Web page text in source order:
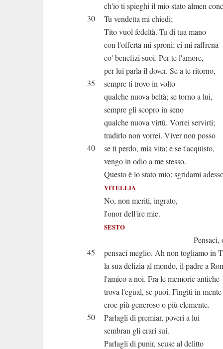
ch'io ti spieghi il mio stato almen
30
Tu vendetta mi chiedi;
Tito vuol fedeltà. Tu di tua mano
con l'offerta mi sproni; ei mi raffrena
co' benefizi suoi. Per te l'amore,
per lui parla il dover. Se a te ritorno,
35
sempre ti trovo in volto
qualche nuova beltà; se torno a lui,
sempre gli scopro in seno
qualche nuova virtù. Vorrei servirti;
tradirlo non vorrei. Viver non posso
40
se ti perdo, mia vita; e se t'acquisto,
vengo in odio a me stesso.
Questo è lo stato mio; sgridami
VITELLIA
No, non meriti, ingrato,
l'onor dell'ire mie.
SESTO
Pensaci, o
45
pensaci meglio. Ah non togliamo in
la sua delizia al mondo, il padre a
l'amico a noi. Fra le memorie antiche
trova l'egual, se puoi. Fingiti in mente
eroe più generoso o più clemente.
50
Parlagli di premiar, poveri a lui
sembran gli erari sui.
Parlagli di punir, scuse al delitto